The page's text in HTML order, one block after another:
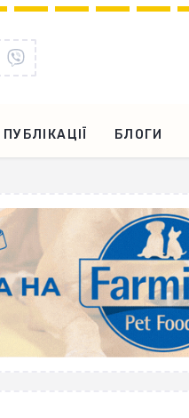
ПУБЛІКАЦІЇ БЛОГИ